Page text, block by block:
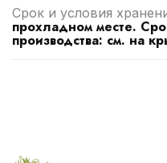
Срок и условия
прохладном месте.
производства: см. на